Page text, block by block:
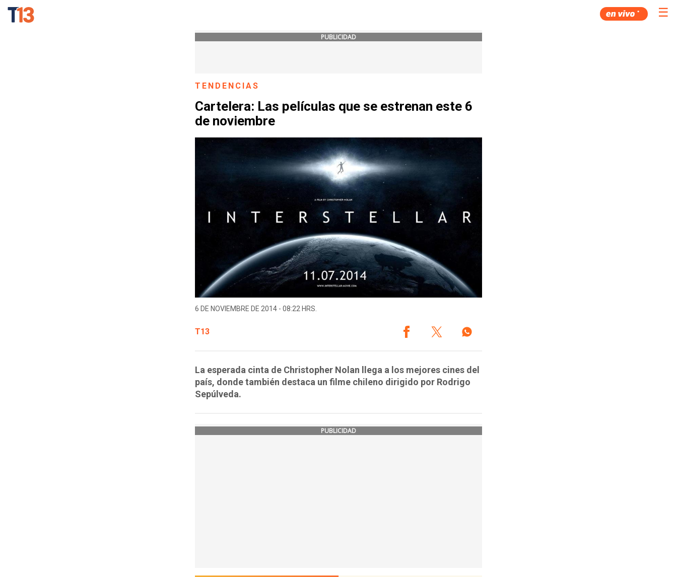
☰
PUBLICIDAD
TENDENCIAS
Cartelera: Las películas que se estrenan este 6
de noviembre
6 DE NOVIEMBRE DE 2014 - 08:22 HRS.
T13
La esperada cinta de Christopher Nolan llega a los mejores cines del
país, donde también destaca un filme chileno dirigido por Rodrigo
Sepúlveda.
PUBLICIDAD